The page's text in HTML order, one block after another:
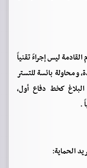
ليس إجراءً تقنياً
ومحاولة بائسة للتستر
كخط دفاع أول،
.
الحماية: